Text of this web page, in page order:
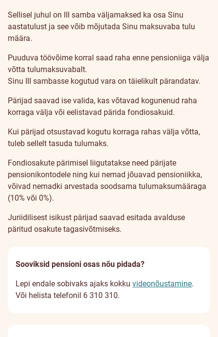
Sellisel juhul on III samba väljamaksed ka osa Sinu
aastatulust ja see võib mõjutada Sinu maksuvaba tulu
määra.
Puuduva töövõime korral saad raha enne pensioniiga välja
võtta tulumaksuvabalt.
Sinu III sambasse kogutud vara on täielikult pärandatav.
Pärijad saavad ise valida, kas võtavad kogunenud raha
korraga välja või eelistavad pärida fondiosakuid.
Kui pärijad otsustavad kogutu korraga rahas välja võtta,
tuleb sellelt tasuda tulumaks.
Fondiosakute pärimisel liigutatakse need pärijate
pensionikontodele ning kui nemad jõuavad pensioniikka,
võivad nemadki arvestada soodsama tulumaksumääraga
(10% või 0%).
Juriidilisest isikust pärijad saavad esitada avalduse
päritud osakute tagasivõtmiseks.
Sooviksid pensioni osas nõu pidada?
Lepi endale sobivaks ajaks kokku videonõustamine.
Või helista telefonil 6 310 310.